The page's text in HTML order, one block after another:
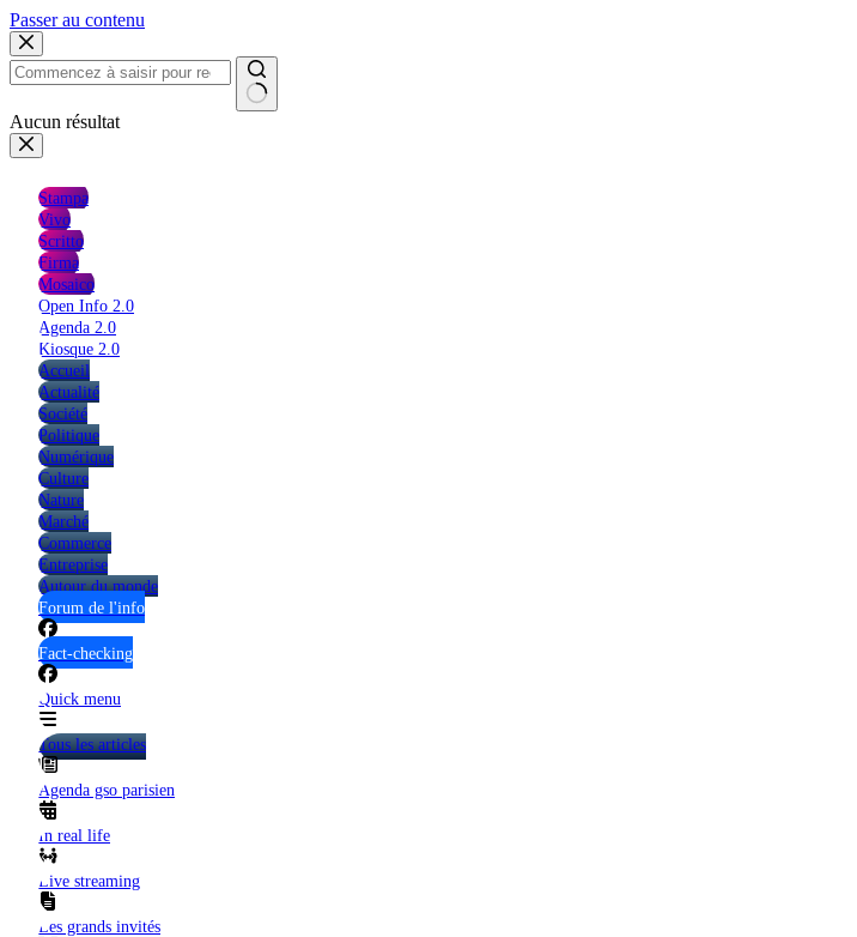
Passer au contenu
Aucun résultat
Stampa
Vivo
Scritto
Firma
Mosaico
Open Info 2.0
Agenda 2.0
Kiosque 2.0
Accueil
Actualité
Société
Politique
Numérique
Culture
Nature
Marché
Commerce
Entreprise
Autour du monde
Forum de l'info
Fact-checking
Quick menu
Tous les articles
Agenda gso parisien
In real life
Live streaming
Les grands invités